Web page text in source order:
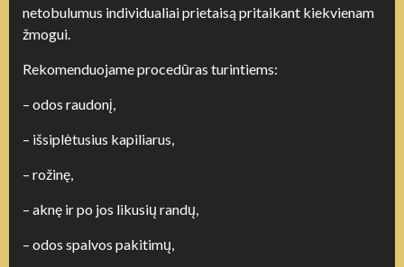
netobulumus individualiai prietaisą pritaikant kiekvienam
žmogui.
Rekomenduojame procedūras turintiems:
– odos raudonį,
– išsiplėtusius kapiliarus,
– rožinę,
– aknę ir po jos likusių randų,
– odos spalvos pakitimų,